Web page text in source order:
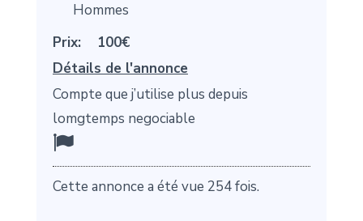
Hommes
Prix:
100€
Détails de l'annonce
Compte que j’utilise plus depuis
lomgtemps negociable
Cette annonce a été vue 254 fois.